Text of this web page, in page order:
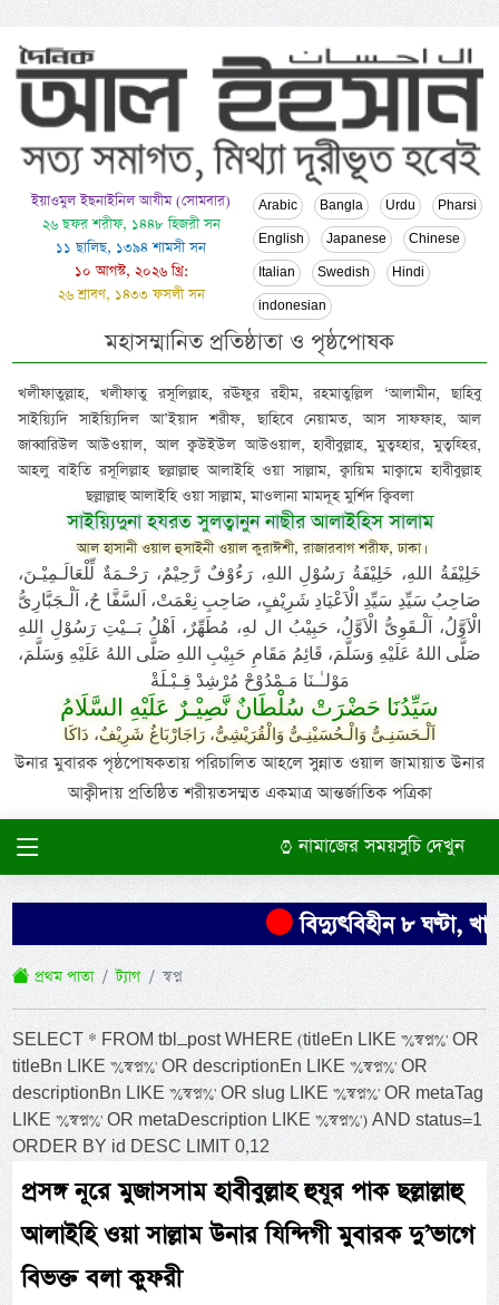
ইয়াওমুল ইছনাইনিল আযীম (সোমবার)
২৬ ছফর শরীফ, ১৪৪৮ হিজরী সন
১১ ছালিছ, ১৩৯৪ শামসী সন
১০ আগস্ট, ২০২৬ খ্রি:
২৬ শ্রাবণ, ১৪৩৩ ফসলী সন
Arabic Bangla Urdu Pharsi
English Japanese Chinese
Italian Swedish Hindi
indonesian
মহাসম্মানিত প্রতিষ্ঠাতা ও পৃষ্ঠপোষক
খলীফাতুল্লাহ, খলীফাতু রসূলিল্লাহ, রঊফুর রহীম, রহমাতুল্লিল ‘আলামীন, ছাহিবু
সাইয়্যিদি সাইয়্যিদিল আ’ইয়াদ শরীফ, ছাহিবে নেয়ামত, আস সাফফাহ, আল
জাব্বারিউল আউওয়াল, আল ক্বউইউল আউওয়াল, হাবীবুল্লাহ, মুত্বহ্হার, মুত্বহ্হির,
আহলু বাইতি রসূলিল্লাহ ছল্লাল্লাহু আলাইহি ওয়া সাল্লাম, ক্বায়িম মাক্বামে হাবীবুল্লাহ
ছল্লাল্লাহু আলাইহি ওয়া সাল্লাম, মাওলানা মামদূহ মুর্শিদ ক্বিবলা
সাইয়্যিদুনা হযরত সুলত্বানুন নাছীর আলাইহিস সালাম
আল হাসানী ওয়াল হুসাইনী ওয়াল কুরাঈশী, রাজারবাগ শরীফ, ঢাকা।
خَلِيْفَةُ اللهِ، خَلِيْفَةُ رَسُوْلِ اللهِ، رَءُوْفٌ رَّحِيْمٌ، رَحْـمَةٌ لِّلْعَالَـمِيْـنَ،
صَاحِبُ سَيِّدِ سَيِّدِ الْاَعْيَادِ شَرِيْفٍ، صَاحِبِ نِعْمَتْ، اَلسَّفَّا حُ، اَلْـجَبَّارِىُّ
الْاَوَّلُ، اَلْـقَوِىُّ الْاَوَّلُ، حَبِيْبُ ال لهِ، مُطَهِّرٌ، اَهْلُ بَــيْتِ رَسُوْلِ اللهِ
صَلَّى اللهُ عَلَيْهِ وَسَلَّمَ، قَائِمُ مَقَامِ حَبِيْبِ اللهِ صَلَّى اللهُ عَلَيْهِ وَسَلَّمَ،
مَوْلـٰـنَا مَـمْدُوْحْ مُرْشِدْ قِـبْـلَةْ
سَيِّدُنَا حَضْرَتْ سُلْطَانٌ نَّصِيْـرٌ عَلَيْهِ السَّلَامُ
اَلْـحَسَنِـىُّ وَالْـحُسَيْنِـىُّ وَالْقُرَيْشِىُّ، رَاجَارْبَاغُ شَرِيْفٌ، دَاكَا
উনার মুবারক পৃষ্ঠপোষকতায় পরিচালিত আহলে সুন্নাত ওয়াল জামায়াত উনার
আক্বীদায় প্রতিষ্ঠিত শরীয়তসম্মত একমাত্র আন্তর্জাতিক পত্রিকা
নামাজের সময়সুচি দেখুন
বিদ্যুৎবিহীন ৮ ঘণ্টা,
প্রথম পাতা ট্যাগ স্বপ্ন
SELECT * FROM tbl_post WHERE (titleEn LIKE '%স্বপ্ন%' OR
titleBn LIKE '%স্বপ্ন%' OR descriptionEn LIKE '%স্বপ্ন%' OR
descriptionBn LIKE '%স্বপ্ন%' OR slug LIKE '%স্বপ্ন%' OR metaTag
LIKE '%স্বপ্ন%' OR metaDescription LIKE '%স্বপ্ন%') AND status=1
ORDER BY id DESC LIMIT 0,12
প্রসঙ্গ নূরে মুজাসসাম হাবীবুল্লাহ হুযূর পাক ছল্লাল্লাহু
আলাইহি ওয়া সাল্লাম উনার যিন্দিগী মুবারক দু’ভাগে
বিভক্ত বলা কুফরী